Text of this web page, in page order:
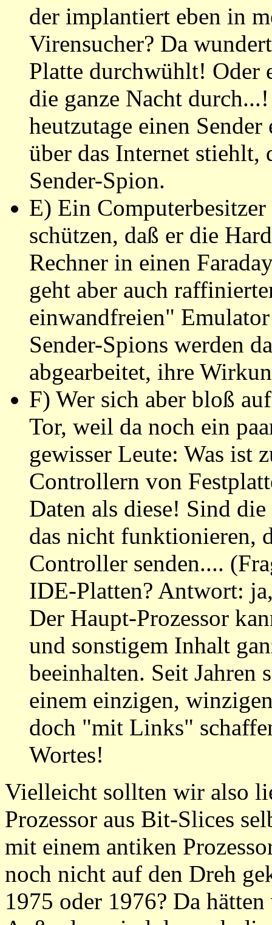
der implantiert eben in
Virensucher? Da
Platte durchwühlt! Oder
die ganze Nacht
heutzutage einen
über das Internet stiehlt,
Sender-Spion.
E) Ein
schützen, daß er die
Rechner in einen
geht aber auch
einwandfreien"
Sender-Spions werden
abgearbeitet, ihre
F) Wer sich aber bloß
Tor, weil da noch ein
gewisser Leute: Was ist
Controllern von
Daten als diese! Sind
das nicht funktionieren,
Controller senden....
IDE-Platten? Antwort:
Der Haupt-Prozessor
und sonstigem Inhalt
beeinhalten. Seit
einem einzigen,
doch "mit Links"
Wortes!
Vielleicht sollten wir also
Prozessor aus Bit-Slices
mit einem antiken
noch nicht auf den Dreh
1975 oder 1976? Da